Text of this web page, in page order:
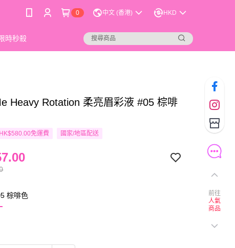
0 中文 (香港) HKD
時秒殺
Heavy Rotation 柔亮眉彩液 #05 棕啡
免運費 國家/地區配送
棕啡色
前往
人氣
商品